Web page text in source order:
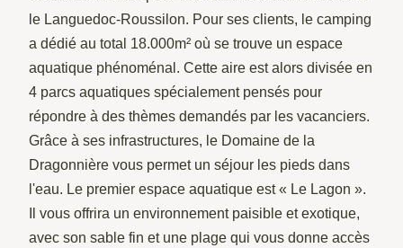
le Languedoc-Roussilon. Pour ses clients, le camping
a dédié au total 18.000m² où se trouve un espace
aquatique phénoménal. Cette aire est alors divisée en
4 parcs aquatiques spécialement pensés pour
répondre à des thèmes demandés par les vacanciers.
Grâce à ses infrastructures, le Domaine de la
Dragonnière vous permet un séjour les pieds dans
l'eau. Le premier espace aquatique est « Le Lagon ».
Il vous offrira un environnement paisible et exotique,
avec son sable fin et une plage qui vous donne accès